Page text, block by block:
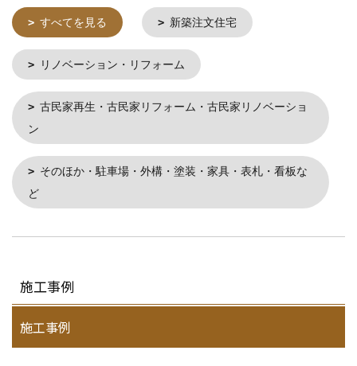
すべてを見る 新築注文住宅
リノベーション・リフォーム
古民家再生・古民家リフォーム・古民家リノベーショ
ン
そのほか・駐車場・外構・塗装・家具・表札・看板な
ど
施工事例
施工事例